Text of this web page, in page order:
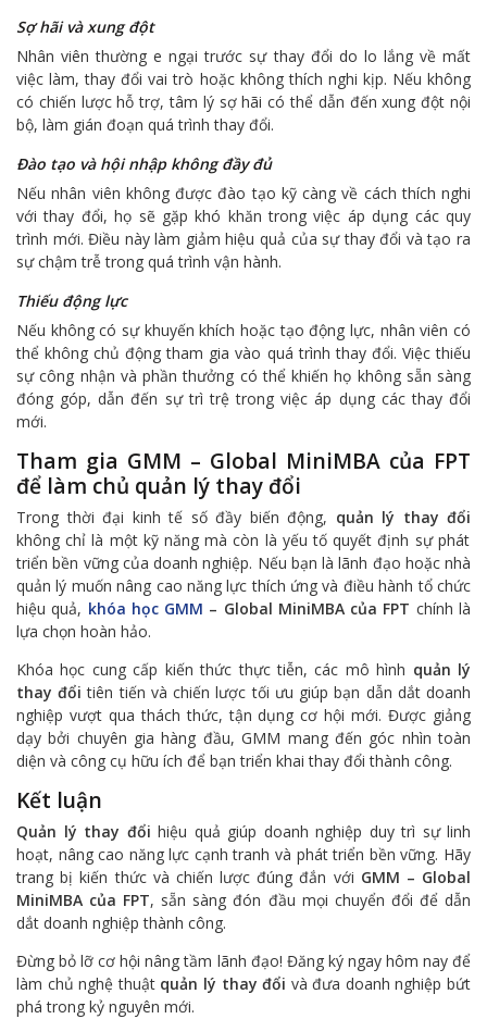
Sợ hãi và xung đột
Nhân viên thường e ngại trước sự thay đổi do lo lắng về mất
việc làm, thay đổi vai trò hoặc không thích nghi kịp. Nếu không
có chiến lược hỗ trợ, tâm lý sợ hãi có thể dẫn đến xung đột nội
bộ, làm gián đoạn quá trình thay đổi.
Đào tạo và hội nhập không đầy đủ
Nếu nhân viên không được đào tạo kỹ càng về cách thích nghi
với thay đổi, họ sẽ gặp khó khăn trong việc áp dụng các quy
trình mới. Điều này làm giảm hiệu quả của sự thay đổi và tạo ra
sự chậm trễ trong quá trình vận hành.
Thiếu động lực
Nếu không có sự khuyến khích hoặc tạo động lực, nhân viên có
thể không chủ động tham gia vào quá trình thay đổi. Việc thiếu
sự công nhận và phần thưởng có thể khiến họ không sẵn sàng
đóng góp, dẫn đến sự trì trệ trong việc áp dụng các thay đổi
mới.
Tham gia GMM – Global MiniMBA của FPT
để làm chủ quản lý thay đổi
Trong thời đại kinh tế số đầy biến động, quản lý thay đổi
không chỉ là một kỹ năng mà còn là yếu tố quyết định sự phát
triển bền vững của doanh nghiệp. Nếu bạn là lãnh đạo hoặc nhà
quản lý muốn nâng cao năng lực thích ứng và điều hành tổ chức
hiệu quả, khóa học GMM – Global MiniMBA của FPT chính là
lựa chọn hoàn hảo.
Khóa học cung cấp kiến thức thực tiễn, các mô hình quản lý
thay đổi tiên tiến và chiến lược tối ưu giúp bạn dẫn dắt doanh
nghiệp vượt qua thách thức, tận dụng cơ hội mới. Được giảng
dạy bởi chuyên gia hàng đầu, GMM mang đến góc nhìn toàn
diện và công cụ hữu ích để bạn triển khai thay đổi thành công.
Kết luận
Quản lý thay đổi hiệu quả giúp doanh nghiệp duy trì sự linh
hoạt, nâng cao năng lực cạnh tranh và phát triển bền vững. Hãy
trang bị kiến thức và chiến lược đúng đắn với GMM – Global
MiniMBA của FPT, sẵn sàng đón đầu mọi chuyển đổi để dẫn
dắt doanh nghiệp thành công.
Đừng bỏ lỡ cơ hội nâng tầm lãnh đạo! Đăng ký ngay hôm nay để
làm chủ nghệ thuật quản lý thay đổi và đưa doanh nghiệp bứt
phá trong kỷ nguyên mới.